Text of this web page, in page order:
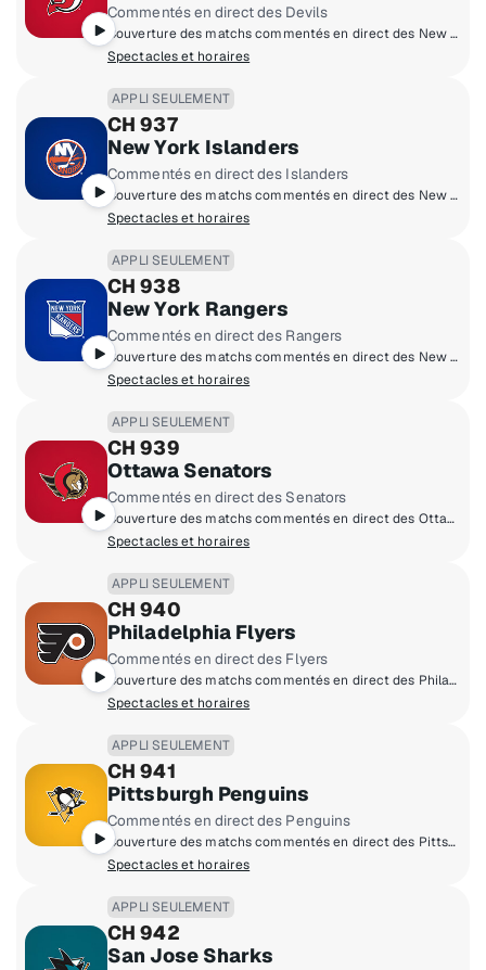
Commentés en direct des Devils
Couverture des matchs commentés en direct des New Jersey Devils à domicile.
Spectacles et horaires
APPLI SEULEMENT
CH 937
New York Islanders
Commentés en direct des Islanders
Couverture des matchs commentés en direct des New York Islanders à domicile.
Spectacles et horaires
APPLI SEULEMENT
CH 938
New York Rangers
Commentés en direct des Rangers
Couverture des matchs commentés en direct des New York Rangers à domicile.
Spectacles et horaires
APPLI SEULEMENT
CH 939
Ottawa Senators
Commentés en direct des Senators
Couverture des matchs commentés en direct des Ottawa Senators à domicile.
Spectacles et horaires
APPLI SEULEMENT
CH 940
Philadelphia Flyers
Commentés en direct des Flyers
Couverture des matchs commentés en direct des Philadelphia Flyers à domicile.
Spectacles et horaires
APPLI SEULEMENT
CH 941
Pittsburgh Penguins
Commentés en direct des Penguins
Couverture des matchs commentés en direct des Pittsburgh Penguins à domicile.
Spectacles et horaires
APPLI SEULEMENT
CH 942
San Jose Sharks